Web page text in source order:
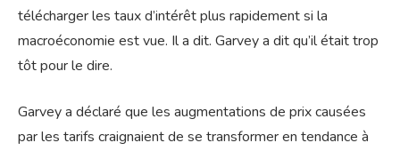
télécharger les taux d’intérêt plus rapidement si la
macroéconomie est vue. Il a dit. Garvey a dit qu’il était trop
tôt pour le dire.
Garvey a déclaré que les augmentations de prix causées
par les tarifs craignaient de se transformer en tendance à